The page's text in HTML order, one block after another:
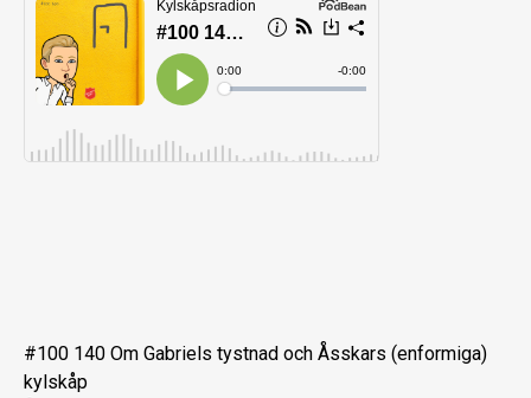
#100 140 Om Gabriels tystnad och Åsskars (enformiga)
kylskåp